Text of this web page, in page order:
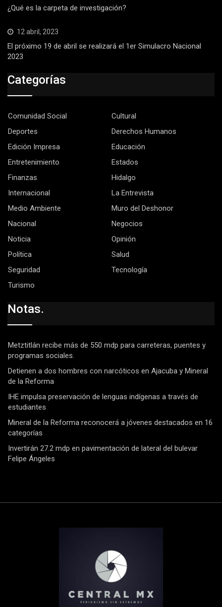
¿Qué es la carpeta de investigación?
12 abril, 2023
El próximo 19 de abril se realizará el 1er Simulacro Nacional
2023
Categorías
Comunidad Social
Cultural
Deportes
Derechos Humanos
Edición Impresa
Educación
Entretenimiento
Estados
Finanzas
Hidalgo
Internacional
La Entrevista
Medio Ambiente
Muro del Deshonor
Nacional
Negocios
Noticia
Opinión
Política
Salud
Seguridad
Tecnología
Turismo
Notas.
Metztitlán recibe más de 550 mdp para carreteras, puentes y
programas sociales.
Detienen a dos hombres con narcóticos en Ajacuba y Mineral
de la Reforma
IHE impulsa preservación de lenguas indígenas a través de
estudiantes
Mineral de la Reforma reconocerá a jóvenes destacados en 16
categorías
Invertirán 27.2 mdp en pavimentación de lateral del bulevar
Felipe Ángeles